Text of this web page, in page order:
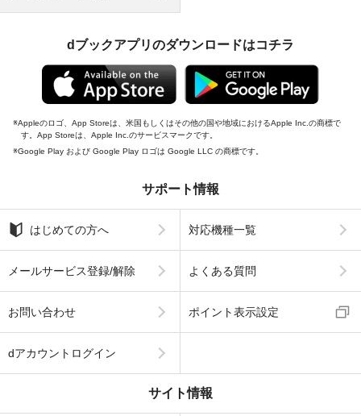
dブックアプリのダウンロードはコチラ
Appleのロゴ、App Storeは、米国もしくはその他の国や地域におけるApple Inc.の商標で
す。App Storeは、Apple Inc.のサービスマークです。
Google Play および Google Play ロゴは Google LLC の商標です。
サポート情報
はじめての方へ 対応機種一覧
メールサービス登録/解除 よくある質問
お問い合わせ ポイント表示設定
dアカウントログイン
サイト情報